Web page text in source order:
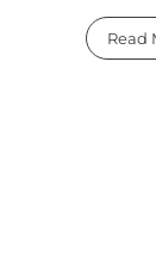
Read